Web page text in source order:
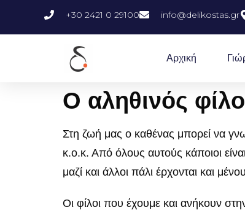
+30 2421 0 29100 info@delikostas.gr
Αρχική
Ο αληθινός
Στη ζωή μας ο καθένας μπορεί να
κ.ο.κ. Από όλους αυτούς κάποιοι
μαζί και άλλοι πάλι έρχονται και
Οι φίλοι που έχουμε και ανήκουν